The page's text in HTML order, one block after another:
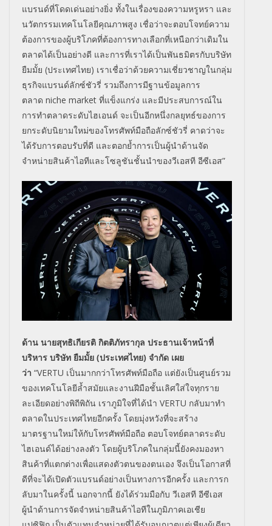
แบรนด์ที่โดดเด่นอย่างยิ่ง ทั้งในเรื่องของความหรูหรา และ
นวัตกรรมเทคโนโลยีคุณภาพสูง เชื่อว่าจะตอบโจทย์ความ
ต้องการของผู้บริโภคที่ต้องการทางเลือกที่เหนือกว่าเดิมใน
ตลาดได้เป็นอย่างดี และการที่เราได้เป็นพันธมิตรกับบริษัท
ยืมมั้ย (ประเทศไทย) เราเชื่อว่าด้วยความเชี่ยวชาญในกลุ่ม
ธุรกิจแบรนด์ลักซ์ชัวรี่ รวมถึงการมีฐานข้อมูลการ
ตลาด niche market ที่แข็งแกร่ง และมีประสบการณ์ใน
การทำตลาดระดับไฮเอนด์ จะเป็นอีกหนึ่งกลยุทธ์ของการ
ยกระดับนิยามใหม่ของโทรศัพท์มือถือลักซ์ชัวรี่ คาดว่าจะ
ได้รับการตอบรับที่ดี และตอกย้ำการเป็นผู้นำด้านจัด
จำหน่ายสินค้าไอทีและโซลูชันชั้นนำของวีเอสที อีซีเอส”
ด้าน นายสุทธิเกียรติ กิตติภัทรากุล ประธานเจ้าหน้าที่
บริหาร บริษัท ยืมมั้ย (ประเทศไทย) จำกัด เผย
ว่า “VERTU เป็นมากกว่าโทรศัพท์มือถือ แต่ยังเป็นศูนย์รวม
ของเทคโนโลยีล้ำสมัยและงานฝีมือชั้นเลิศใส่ใจทุกราย
ละเอียดอย่างพิถีพิถัน เราภูมิใจที่ได้นำ VERTU กลับมาทำ
ตลาดในประเทศไทยอีกครั้ง โดยมุ่งหวังที่จะสร้าง
มาตรฐานใหม่ให้กับโทรศัพท์มือถือ ตอบโจทย์ตลาดระดับ
ไฮเอนด์ได้อย่างลงตัว โดยผู้บริโภคในกลุ่มนี้ยังคงมองหา
สินค้าที่แตกต่างเพื่อแสดงตัวตนของตนเอง จึงเป็นโอกาสที่
ดีที่จะได้เปิดตัวแบรนด์อย่างเป็นทางการอีกครั้ง และการก
ลับมาในครั้งนี้ นอกจากนี้ ยังได้ร่วมมือกับ วีเอสที อีซีเอส
ผู้นำด้านการจัดจำหน่ายสินค้าไอทีในภูมิภาคเอเชีย